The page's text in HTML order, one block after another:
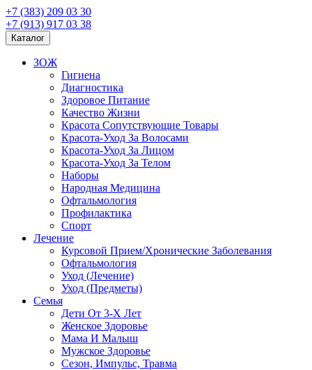
+7 (383) 209 03 30
+7 (913) 917 03 38
Каталог
ЗОЖ
Гигиена
Диагностика
Здоровое Питание
Качество Жизни
Красота Сопутствующие Товары
Красота-Уход За Волосами
Красота-Уход За Лицом
Красота-Уход За Телом
Наборы
Народная Медицина
Офтальмология
Профилактика
Спорт
Лечение
Курсовой Прием/Хронические Заболевания
Офтальмология
Уход (Лечение)
Уход (Предметы)
Семья
Дети От 3-Х Лет
Женское Здоровье
Мама И Малыш
Мужское Здоровье
Сезон, Импульс, Травма